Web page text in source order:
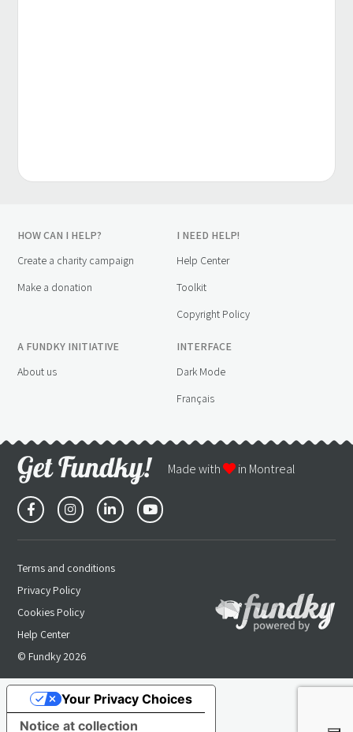
HOW CAN I HELP?
Create a charity campaign
Make a donation
I NEED HELP!
Help Center
Toolkit
Copyright Policy
A FUNDKY INITIATIVE
About us
INTERFACE
Dark Mode
Français
Made with in Montreal
Terms and conditions
Privacy Policy
Cookies Policy
Help Center
© Fundky 2026
Notice at collection
Your Privacy Choices